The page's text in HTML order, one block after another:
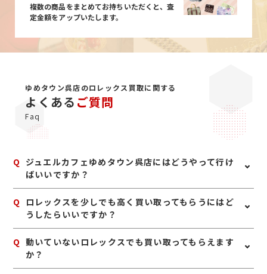
複数の商品をまとめてお持ちいただくと、査
定金額をアップいたします。
ゆめタウン呉店のロレックス買取に関する
よくある ご質問
Faq
Q ジュエルカフェゆめタウン呉店にはどうやって行け
ばいいですか？
A
お車でお越しの方は呉ICを降り堺川沿いに港方面にお進
みください。JRでお越しの方は駅直結の連絡通路からお
越し下さい。
Q
ロレックスを少しでも高く買い取ってもらうにはど
うしたらいいですか？
A ロレックスは、箱、保証書、余りコマ、冊子などの付属
品がそろっていると、査定額に良い影響が出る場合があ
Q 動いていないロレックスでも買い取ってもらえます
か？